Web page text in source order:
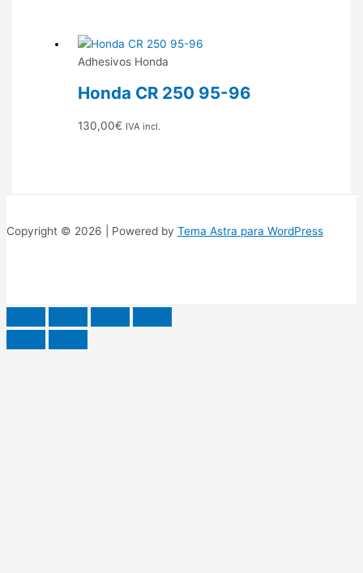
Adhesivos Honda
Honda CR 250 95-96
130,00€ IVA incl.
Copyright © 2026 | Powered by Tema Astra para WordPress